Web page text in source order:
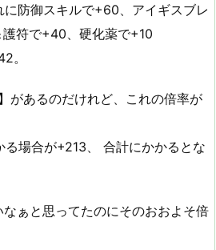
防御スキルで+60、アイギスブレ
符で+40、硬化薬で+10
。
があるのだけれど、これの倍率が
る場合が+213、 合計にかかるとな
ぁと思ってたのにそのおおよそ倍